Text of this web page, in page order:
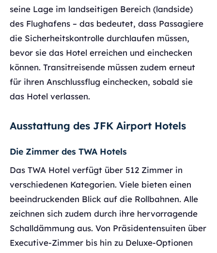
seine Lage im landseitigen Bereich (landside)
des Flughafens – das bedeutet, dass Passagiere
die Sicherheitskontrolle durchlaufen müssen,
bevor sie das Hotel erreichen und einchecken
können. Transitreisende müssen zudem erneut
für ihren Anschlussflug einchecken, sobald sie
das Hotel verlassen.
Ausstattung des JFK Airport Hotels
Die Zimmer des TWA Hotels
Das TWA Hotel verfügt über 512 Zimmer in
verschiedenen Kategorien. Viele bieten einen
beeindruckenden Blick auf die Rollbahnen. Alle
zeichnen sich zudem durch ihre hervorragende
Schalldämmung aus. Von Präsidentensuiten über
Executive-Zimmer bis hin zu Deluxe-Optionen